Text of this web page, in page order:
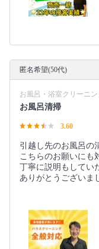
匿名希望(50代)
お風呂・浴室クリーニン
お風呂清掃
3.60
引越し先のお風呂の
こちらのお願いにも
丁寧に説明もしてい
ありがとうございま